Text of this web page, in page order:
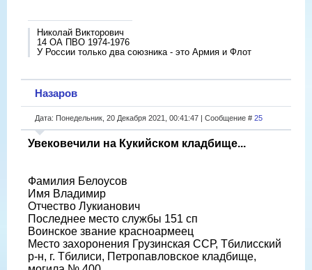
Николай Викторович
14 ОА ПВО 1974-1976
У России только два союзника - это Армия и Флот
Назаров
Дата: Понедельник, 20 Декабря 2021, 00:41:47 | Сообщение # 25
Увековечили на Кукийском кладбище...
Фамилия Белоусов
Имя Владимир
Отчество Лукианович
Последнее место службы 151 сп
Воинское звание красноармеец
Место захоронения Грузинская ССР, Тбилисский
р-н, г. Тбилиси, Петропавловское кладбище,